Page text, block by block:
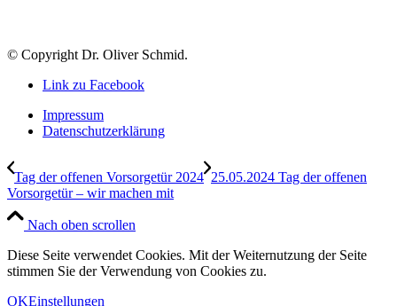
© Copyright Dr. Oliver Schmid.
Link zu Facebook
Impressum
Datenschutzerklärung
Tag der offenen Vorsorgetür 2024 25.05.2024 Tag der offenen
Vorsorgetür – wir machen mit
Nach oben scrollen
Diese Seite verwendet Cookies. Mit der Weiternutzung der Seite
stimmen Sie der Verwendung von Cookies zu.
OKEinstellungen